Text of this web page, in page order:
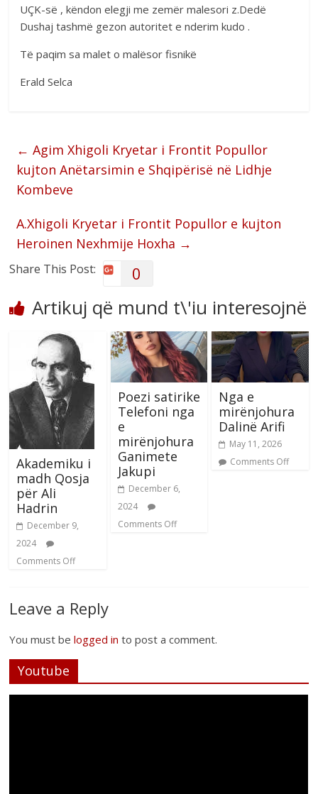
UÇK-së , këndon elegji me zemër malesori z.Dedë
Dushaj tashmë gezon autoritet e nderim kudo .
Të paqim sa malet o malësor fisnikë
Erald Selca
← Agim Xhigoli Kryetar i Frontit Popullor
kujton Anëtarsimin e Shqipërisë në Lidhje
Kombeve
A.Xhigoli Kryetar i Frontit Popullor e kujton
Heroinen Nexhmije Hoxha →
Share This Post: 0
Artikuj që mund t\'iu interesojnë
Akademiku i
madh Qosja
për Ali
Hadrin
December 9,
2024
Comments Off
Poezi satirike
Telefoni nga
e
mirënjohura
Ganimete
Jakupi
December 6,
2024
Comments Off
Nga e
mirënjohura
Dalinë Arifi
May 11, 2026
Comments Off
Leave a Reply
You must belogged in to post a comment.
Youtube